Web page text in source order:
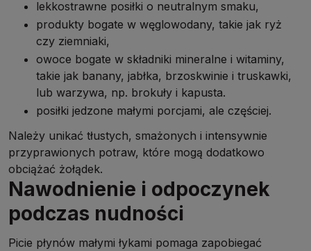
lekkostrawne posiłki o neutralnym smaku,
produkty bogate w węglowodany, takie jak ryż
czy ziemniaki,
owoce bogate w składniki mineralne i witaminy,
takie jak banany, jabłka, brzoskwinie i truskawki,
lub warzywa, np. brokuły i kapusta.
posiłki jedzone małymi porcjami, ale częściej.
Należy unikać tłustych, smażonych i intensywnie
przyprawionych potraw, które mogą dodatkowo
obciążać żołądek.
Nawodnienie i odpoczynek
podczas nudności
Picie płynów małymi łykami pomaga zapobiegać